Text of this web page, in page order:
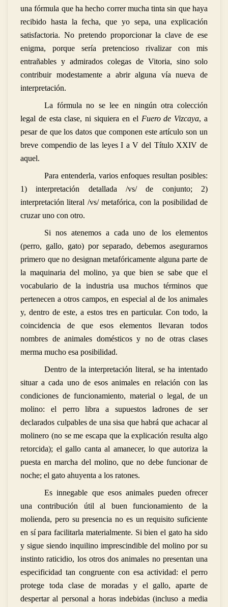
una fórmula que ha hecho correr mucha tinta sin que haya
recibido hasta la fecha, que yo sepa, una explicación
satisfactoria. No pretendo proporcionar la clave de ese
enigma, porque sería pretencioso rivalizar con mis
entrañables y admirados colegas de Vitoria, sino solo
contribuir modestamente a abrir alguna vía nueva de
interpretación.
La fórmula no se lee en ningún otra colección
legal de esta clase, ni siquiera en el Fuero de Vizcaya, a
pesar de que los datos que componen este artículo son un
breve compendio de las leyes I a V del Título XXIV de
aquel.
Para entenderla, varios enfoques resultan posibles:
1) interpretación detallada /vs/ de conjunto; 2)
interpretación literal /vs/ metafórica, con la posibilidad de
cruzar uno con otro.
Si nos atenemos a cada uno de los elementos
(perro, gallo, gato) por separado, debemos asegurarnos
primero que no designan metafóricamente alguna parte de
la maquinaria del molino, ya que bien se sabe que el
vocabulario de la industria usa muchos términos que
pertenecen a otros campos, en especial al de los animales
y, dentro de este, a estos tres en particular. Con todo, la
coincidencia de que esos elementos llevaran todos
nombres de animales domésticos y no de otras clases
merma mucho esa posibilidad.
Dentro de la interpretación literal, se ha intentado
situar a cada uno de esos animales en relación con las
condiciones de funcionamiento, material o legal, de un
molino: el perro libra a supuestos ladrones de ser
declarados culpables de una sisa que habrá que achacar al
molinero (no se me escapa que la explicación resulta algo
retorcida); el gallo canta al amanecer, lo que autoriza la
puesta en marcha del molino, que no debe funcionar de
noche; el gato ahuyenta a los ratones.
Es innegable que esos animales pueden ofrecer
una contribución útil al buen funcionamiento de la
molienda, pero su presencia no es un requisito suficiente
en sí para facilitarla materialmente. Si bien el gato ha sido
y sigue siendo inquilino imprescindible del molino por su
instinto raticidio, los otros dos animales no presentan una
especificidad tan congruente con esa actividad: el perro
protege toda clase de moradas y el gallo, aparte de
despertar al personal a horas indebidas (incluso a media